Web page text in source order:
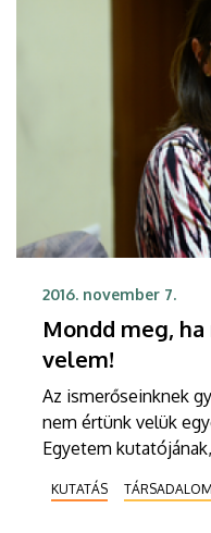
2016. november 7.
Mondd meg,
velem!
Az ismerőseinknek
nem értünk velük
Egyetem
udvariassági
KUTATÁS